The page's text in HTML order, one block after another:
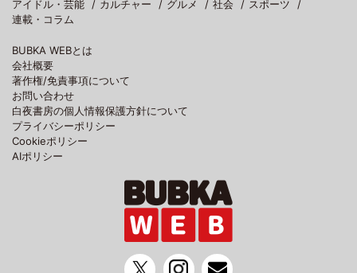
アイドル・芸能
カルチャー グルメ 社会
スポーツ
連載・コラム
BUBKA WEBとは
会社概要
著作権/免責事項について
お問い合わせ
白夜書房の個人情報保護方針について
プライバシーポリシー
Cookieポリシー
AIポリシー